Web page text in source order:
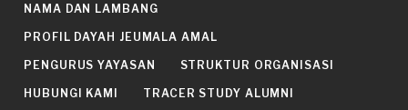
NAMA DAN LAMBANG
PROFIL DAYAH JEUMALA AMAL
PENGURUS YAYASAN STRUKTUR ORGANISASI
HUBUNGI KAMI TRACER STUDY ALUMNI